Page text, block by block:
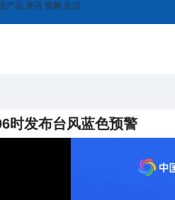
产品 资讯 视频 生活
时发布台风蓝色预警